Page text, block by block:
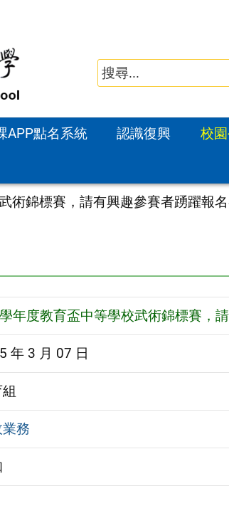
APP點名系統 認識復興 校
術錦標賽，請有興趣參賽者踴躍報名
年度教育盃中等學校武術錦標賽，
年 3 月 07 日
務